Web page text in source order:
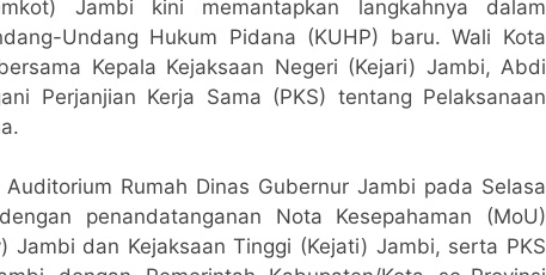
Jambi kini memantapkan langkahnya dalam
Undang Hukum Pidana (KUHP) baru. Wali Kota
Kepala Kejaksaan Negeri (Kejari) Jambi, Abdi
Perjanjian Kerja Sama (PKS) tentang Pelaksanaan
Rumah Dinas Gubernur Jambi pada Selasa
penandatanganan Nota Kesepahaman (MoU)
Jambi dan Kejaksaan Tinggi (Kejati) Jambi, serta PKS